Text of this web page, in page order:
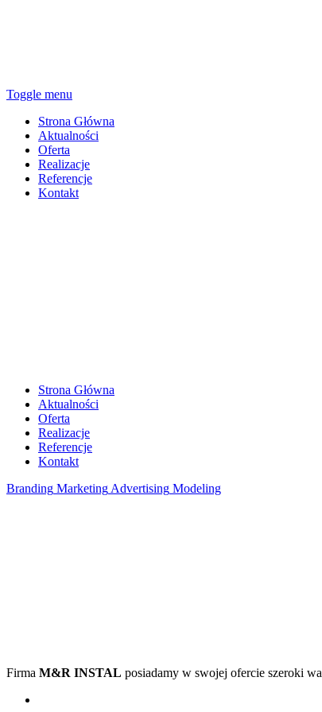
Toggle menu
Strona Główna
Aktualności
Oferta
Realizacje
Referencje
Kontakt
Strona Główna
Aktualności
Oferta
Realizacje
Referencje
Kontakt
Branding Marketing Advertising Modeling
Firma M&R INSTAL posiadamy w swojej ofercie szeroki